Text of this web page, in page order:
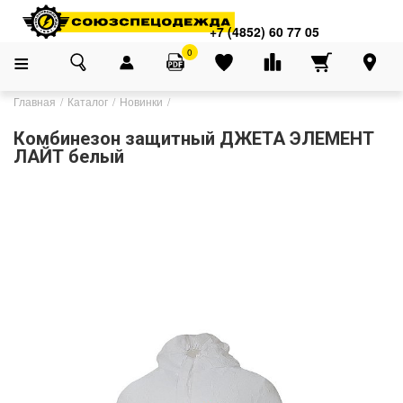
+7 (4852) 60 77 05
0
Главная Каталог Новинки
Комбинезон защитный ДЖЕТА ЭЛЕМЕНТ
ЛАЙТ белый